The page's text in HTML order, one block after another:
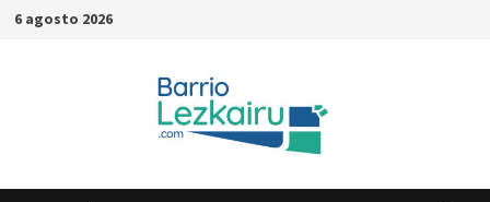
Saltar
6 agosto 2026